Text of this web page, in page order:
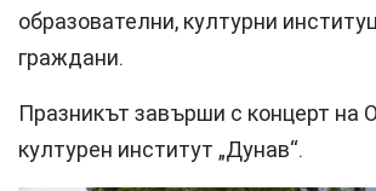
образователни, културни
граждани.
Празникът завърши с концерт на
културен институт „Дунав“.